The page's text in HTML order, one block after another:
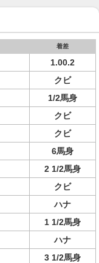
着差
1.00.2
クビ
1/2馬身
クビ
クビ
6馬身
2 1/2馬身
クビ
ハナ
1 1/2馬身
ハナ
3 1/2馬身